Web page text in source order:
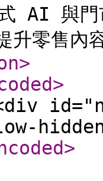
AI 與門
升零售
>
>
<div
>